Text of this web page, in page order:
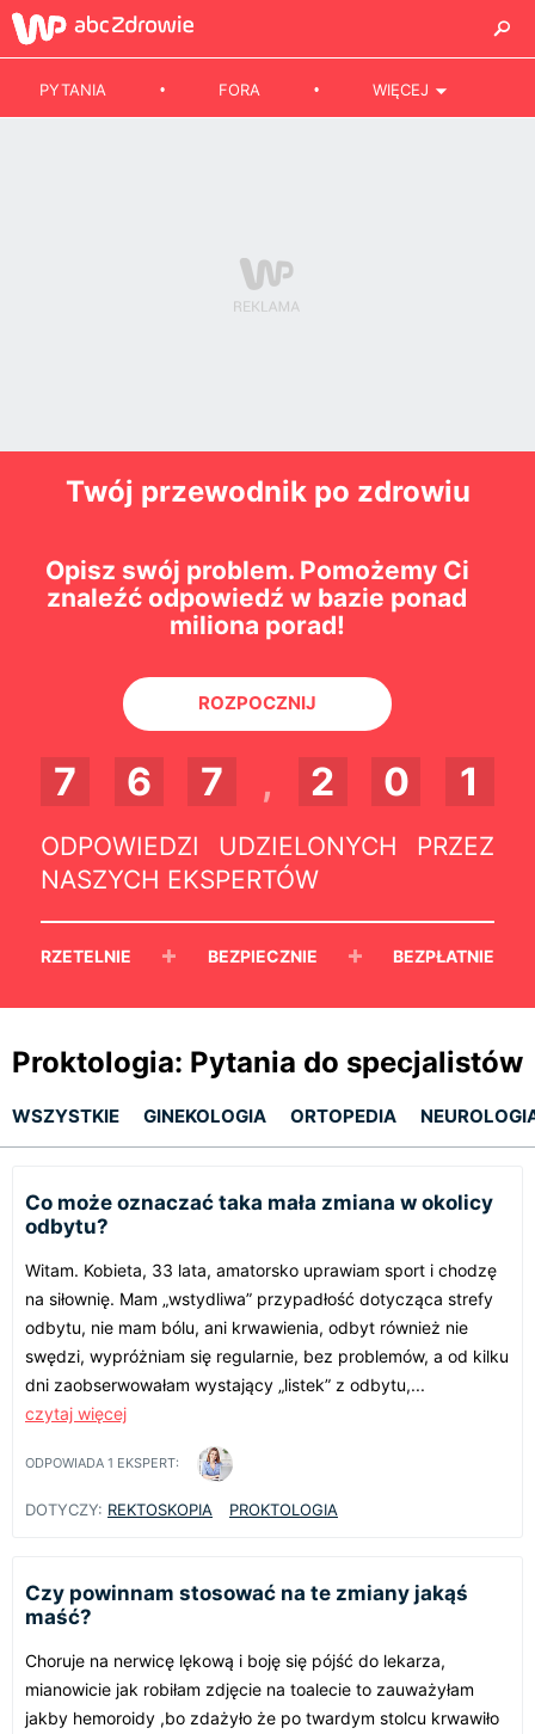
PYTANIA FORA WIĘCEJ
Twój przewodnik po zdrowiu
Opisz swój problem. Pomożemy Ci
znaleźć odpowiedź w bazie ponad
miliona porad!
ROZPOCZNIJ
7 6 7 , 2 0 1
ODPOWIEDZI UDZIELONYCH PRZEZ
NASZYCH EKSPERTÓW
RZETELNIE + BEZPIECZNIE + BEZPŁATNIE
Proktologia: Pytania do specjalistów
WSZYSTKIE GINEKOLOGIA ORTOPEDIA
Co może oznaczać taka mała zmiana w okolicy
odbytu?
Witam. Kobieta, 33 lata, amatorsko uprawiam sport i chodzę
na siłownię. Mam „wstydliwa” przypadłość dotycząca strefy
odbytu, nie mam bólu, ani krwawienia, odbyt również nie
swędzi, wypróżniam się regularnie, bez problemów, a od kilku
dni zaobserwowałam wystający „listek” z odbytu,...
czytaj więcej
ODPOWIADA 1 EKSPERT:
DOTYCZY: REKTOSKOPIA PROKTOLOGIA
Czy powinnam stosować na te zmiany jakąś
maść?
Choruje na nerwicę lękową i boję się pójść do lekarza,
mianowicie jak robiłam zdjęcie na toalecie to zauważyłam
jakby hemoroidy ,bo zdażyło że po twardym stolcu krwawiło